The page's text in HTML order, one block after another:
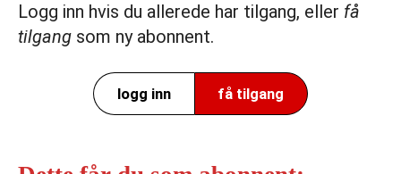
Logg inn hvis du allerede har tilgang, eller få
tilgang som ny abonnent.
logg inn få tilgang